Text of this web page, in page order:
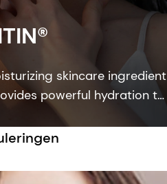
skincare ingredient
powerful hydration to
visualized by new facial skin
technology.